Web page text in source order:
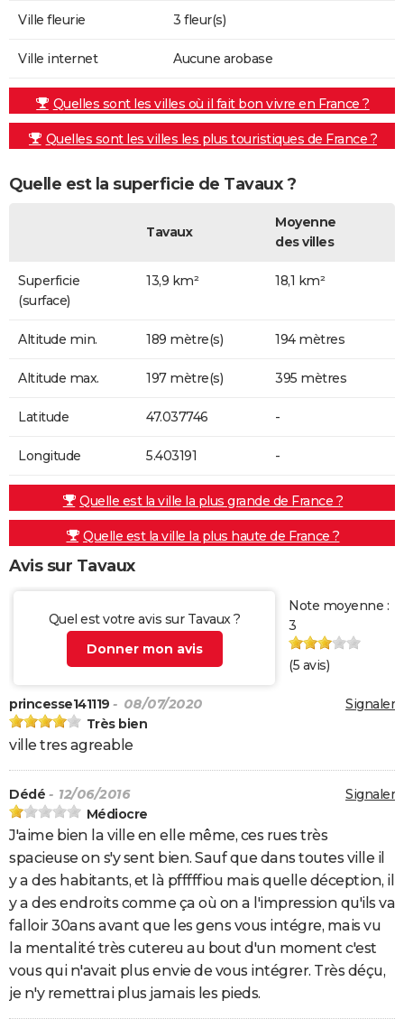
Ville fleurie 3 fleur(s)
Ville internet Aucune arobase
Quelles sont les villes où il fait bon vivre en France ?
Quelles sont les villes les plus touristiques de France ?
Quelle est la superficie de Tavaux ?
Tavaux
Moyenne
des villes
Superficie
(surface)
13,9 km² 18,1 km²
Altitude min. 189 mètre(s) 194 mètres
Altitude max. 197 mètre(s) 395 mètres
Latitude 47.037746 -
Longitude 5.403191 -
Quelle est la ville la plus grande de France ?
Quelle est la ville la plus haute de France ?
Avis sur Tavaux
Quel est votre avis sur Tavaux ?
Donner mon avis
Note moyenne :
3
(5 avis)
Signaler
princesse141119 - 08/07/2020
Très bien
ville tres agreable
Signaler
Dédé - 12/06/2016
Médiocre
J'aime bien la ville en elle même, ces rues très
spacieuse on s'y sent bien. Sauf que dans toutes ville il
y a des habitants, et là pfffffiou mais quelle déception, il
y a des endroits comme ça où on a l'impression qu'ils va
falloir 30ans avant que les gens vous intégre, mais vu
la mentalité très cutereu au bout d'un moment c'est
vous qui n'avait plus envie de vous intégrer. Très déçu,
je n'y remettrai plus jamais les pieds.